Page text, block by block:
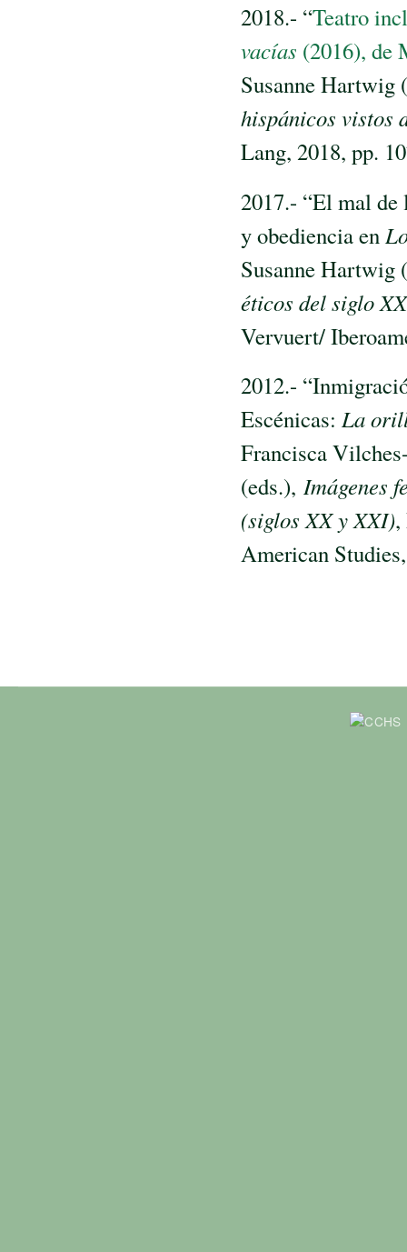
2018.- “Teatro
vacías (2016), de
Susanne Hartwig
hispánicos vistos
Lang, 2018, pp.
2017.- “El mal
y obediencia en
Susanne
éticos del siglo
Vervuert/
2012.-
Escénicas: La
Francisca
(eds.), Imágenes
(siglos XX y XXI),
American